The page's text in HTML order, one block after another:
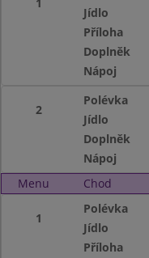
Jídlo
Příloha
Doplněk
Nápoj
2
Polévka
Jídlo
Doplněk
Nápoj
Menu
Chod
1
Polévka
Jídlo
Příloha